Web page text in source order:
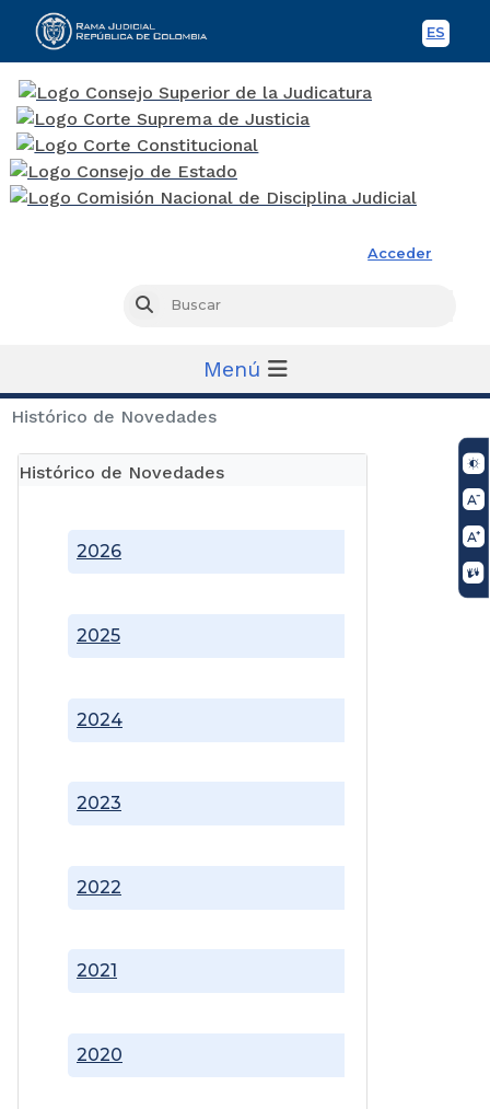
ES
Acceder
Buscar
Menú
Histórico de Novedades
Histórico de Novedades
2020
2021
2022
2023
2024
2025
2026